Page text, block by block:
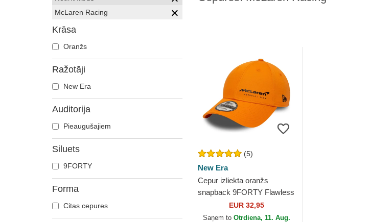
McLaren Racing
Krāsa
Oranžs
Ražotāji
New Era
Auditorija
Pieaugušajiem
Siluets
9FORTY
Forma
Citas cepures
(5)
New Era
Cepur izliekta oranžs
snapback 9FORTY Flawless
no McLaren Racing Formula
1 no New Era
EUR 32,95
Saņem to Otrdiena, 11. Aug.